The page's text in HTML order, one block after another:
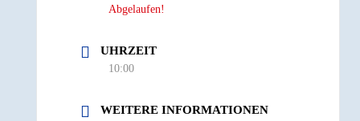
Abgelaufen!
UHRZEIT
10:00
WEITERE INFORMATIONEN